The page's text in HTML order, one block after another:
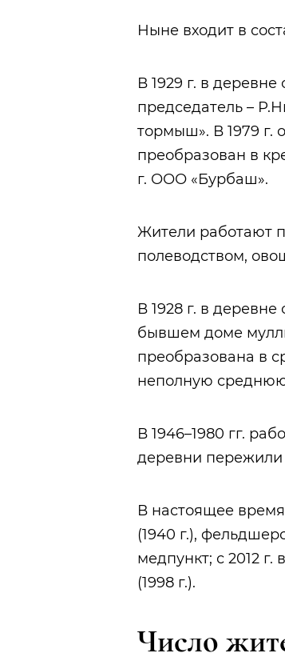
Ныне входит в
В 1929 г. в
председатель –
тормыш». В 1979 г.
преобразован в
г. ООО «Бурбаш».
Жители работают
полеводством,
В 1928 г. в
бывшем доме
преобразована в
неполную
В 1946–1980 гг.
деревни
В настоящее
(1940 г.),
медпункт; с 2012
(1998 г.).
Число